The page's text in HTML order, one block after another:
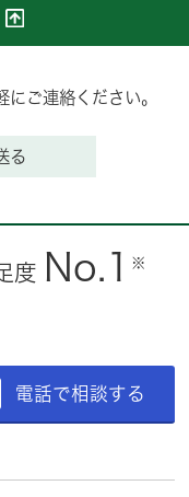
ご連絡ください。
る
度 No.1 ※
電話で相談する